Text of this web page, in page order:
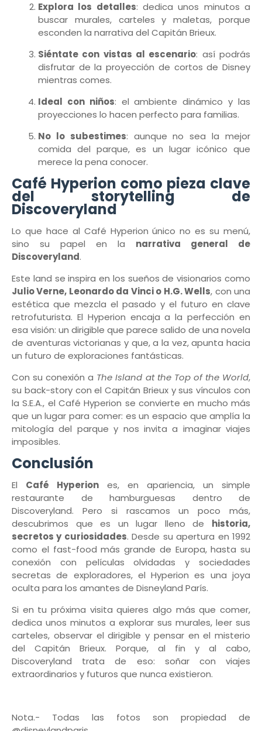
Explora los detalles: dedica unos minutos a
buscar murales, carteles y maletas, porque
esconden la narrativa del Capitán Brieux.
Siéntate con vistas al escenario: así podrás
disfrutar de la proyección de cortos de Disney
mientras comes.
Ideal con niños: el ambiente dinámico y las
proyecciones lo hacen perfecto para familias.
No lo subestimes: aunque no sea la mejor
comida del parque, es un lugar icónico que
merece la pena conocer.
Café Hyperion como pieza clave
del storytelling de
Discoveryland
Lo que hace al Café Hyperion único no es su menú,
sino su papel en la narrativa general de
Discoveryland.
Este land se inspira en los sueños de visionarios como
Julio Verne, Leonardo da Vinci o H.G. Wells, con una
estética que mezcla el pasado y el futuro en clave
retrofuturista. El Hyperion encaja a la perfección en
esa visión: un dirigible que parece salido de una novela
de aventuras victorianas y que, a la vez, apunta hacia
un futuro de exploraciones fantásticas.
Con su conexión a The Island at the Top of the World,
su back-story con el Capitán Brieux y sus vínculos con
la S.E.A., el Café Hyperion se convierte en mucho más
que un lugar para comer: es un espacio que amplía la
mitología del parque y nos invita a imaginar viajes
imposibles.
Conclusión
El Café Hyperion es, en apariencia, un simple
restaurante de hamburguesas dentro de
Discoveryland. Pero si rascamos un poco más,
descubrimos que es un lugar lleno de historia,
secretos y curiosidades. Desde su apertura en 1992
como el fast-food más grande de Europa, hasta su
conexión con películas olvidadas y sociedades
secretas de exploradores, el Hyperion es una joya
oculta para los amantes de Disneyland París.
Si en tu próxima visita quieres algo más que comer,
dedica unos minutos a explorar sus murales, leer sus
carteles, observar el dirigible y pensar en el misterio
del Capitán Brieux. Porque, al fin y al cabo,
Discoveryland trata de eso: soñar con viajes
extraordinarios y futuros que nunca existieron.
Nota.- Todas las fotos son propiedad de